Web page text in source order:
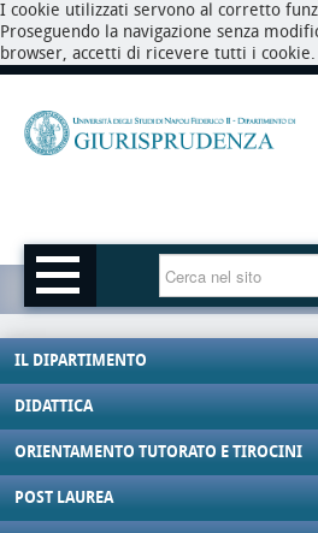
I cookie utilizzati servono al corretto
Proseguendo la navigazione senza
browser, accetti di ricevere tutti i cookie.
IL DIPARTIMENTO
DIDATTICA
ORIENTAMENTO TUTORATO E TIROCINI
POST LAUREA